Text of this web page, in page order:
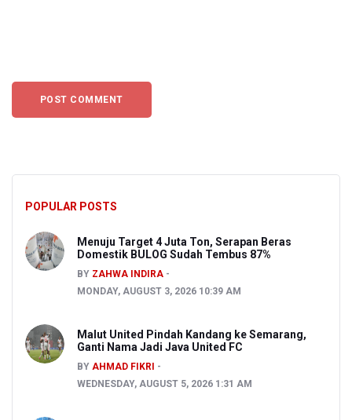
POPULAR POSTS
Menuju Target 4 Juta Ton, Serapan Beras
Domestik BULOG Sudah Tembus 87%
BY ZAHWA INDIRA
MONDAY, AUGUST 3, 2026 10:39 AM
Malut United Pindah Kandang ke Semarang,
Ganti Nama Jadi Java United FC
BY AHMAD FIKRI
WEDNESDAY, AUGUST 5, 2026 1:31 AM